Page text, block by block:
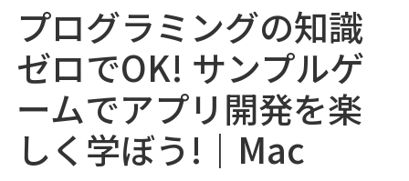
プログラミングの知識
ゼロでOK! サンプルゲ
ームでアプリ開発を楽
しく学ぼう!｜Mac